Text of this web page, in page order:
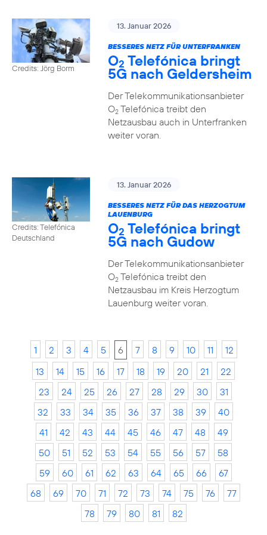
Credits: Jörg Borm
13. Januar 2026
BESSERES NETZ FÜR UNTERFRANKEN
O2 Telefónica bringt
5G nach Geldersheim
Der Telekommunikationsanbieter
O2Telefónica treibt den
Netzausbau auch in Unterfranken
weiter voran.
Credits: Telefónica
Deutschland
13. Januar 2026
BESSERES NETZ FÜR DAS HERZOGTUM
LAUENBURG
O2 Telefónica bringt
5G nach Gudow
Der Telekommunikationsanbieter
O2Telefónica treibt den
Netzausbau im Kreis Herzogtum
Lauenburg weiter voran.
1 2 3 4 5 6 7 8 9 10 11
12
13
14 15 16 17 18 19 20 21
22
23
24 25 26 27 28 29 30
31
32
33 34 35 36 37 38 39
40
41
42 43 44 45 46 47 48
49
50
51 52 53 54 55 56 57
58
59
60 61 62 63 64 65 66
67
68
69 70 71 72 73 74 75 76
77
78
79 80 81 82